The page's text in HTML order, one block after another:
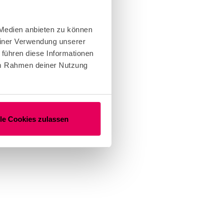
anbieten zu können
Verwendung unserer
diese Informationen
deiner Nutzung
Cookies zulassen